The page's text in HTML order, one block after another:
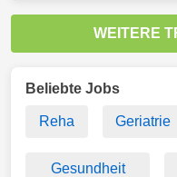
WEITERE
Beliebte Jobs
Reha Geriatrie
Gesundheit